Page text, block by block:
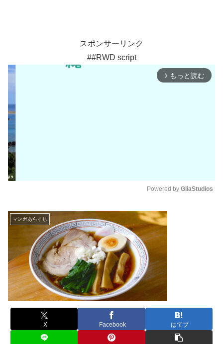
スポンサーリンク
##RWD script
arrow_forward_ios もっと読む
Powered by GliaStudios
マンガあらすじ
X Facebook はてブ